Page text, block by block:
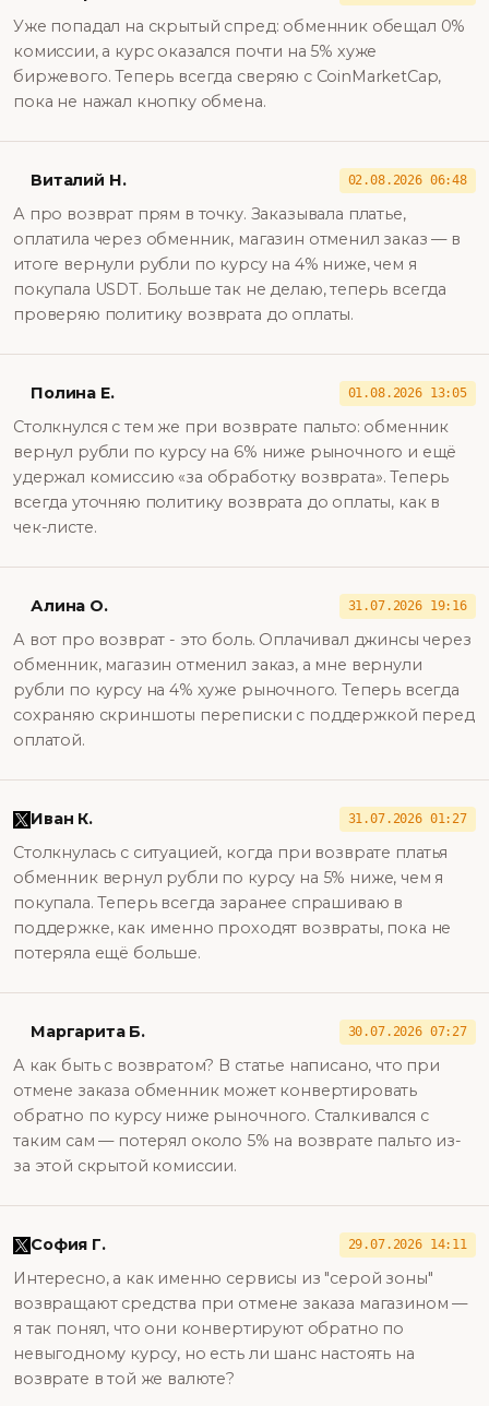
Уже попадал на скрытый спред: обменник обещал 0%
комиссии, а курс оказался почти на 5% хуже
биржевого. Теперь всегда сверяю с CoinMarketCap,
пока не нажал кнопку обмена.
Виталий Н. 02.08.2026 06:48
А про возврат прям в точку. Заказывала платье,
оплатила через обменник, магазин отменил заказ — в
итоге вернули рубли по курсу на 4% ниже, чем я
покупала USDT. Больше так не делаю, теперь всегда
проверяю политику возврата до оплаты.
Полина Е. 01.08.2026 13:05
Столкнулся с тем же при возврате пальто: обменник
вернул рубли по курсу на 6% ниже рыночного и ещё
удержал комиссию «за обработку возврата». Теперь
всегда уточняю политику возврата до оплаты, как в
чек-листе.
Алина О. 31.07.2026 19:16
А вот про возврат - это боль. Оплачивал джинсы через
обменник, магазин отменил заказ, а мне вернули
рубли по курсу на 4% хуже рыночного. Теперь всегда
сохраняю скриншоты переписки с поддержкой перед
оплатой.
Иван К. 31.07.2026 01:27
Столкнулась с ситуацией, когда при возврате платья
обменник вернул рубли по курсу на 5% ниже, чем я
покупала. Теперь всегда заранее спрашиваю в
поддержке, как именно проходят возвраты, пока не
потеряла ещё больше.
Маргарита Б. 30.07.2026 07:27
А как быть с возвратом? В статье написано, что при
отмене заказа обменник может конвертировать
обратно по курсу ниже рыночного. Сталкивался с
таким сам — потерял около 5% на возврате пальто из-
за этой скрытой комиссии.
София Г. 29.07.2026 14:11
Интересно, а как именно сервисы из "серой зоны"
возвращают средства при отмене заказа магазином —
я так понял, что они конвертируют обратно по
невыгодному курсу, но есть ли шанс настоять на
возврате в той же валюте?